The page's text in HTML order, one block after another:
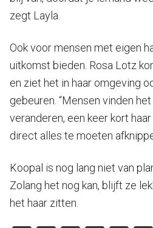
zegt Layla.
Ook voor mensen met eigen
uitkomst bieden. Rosa Lotz
en ziet het in haar omgeving
gebeuren. “Mensen vinden
veranderen, een keer kort
direct alles te moeten
Koopal is nog lang niet van
Zolang het nog kan, blijft ze
het haar zitten.